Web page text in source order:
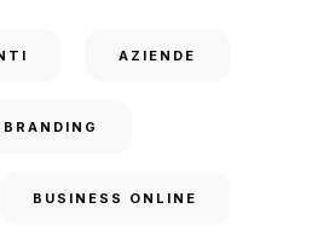
AZIENDE
BRANDING
BUSINESS ONLINE